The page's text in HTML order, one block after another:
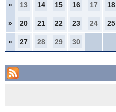
» 13 14 15 16 17 18
» 20 21 22 23 24 25
» 27 28 29 30